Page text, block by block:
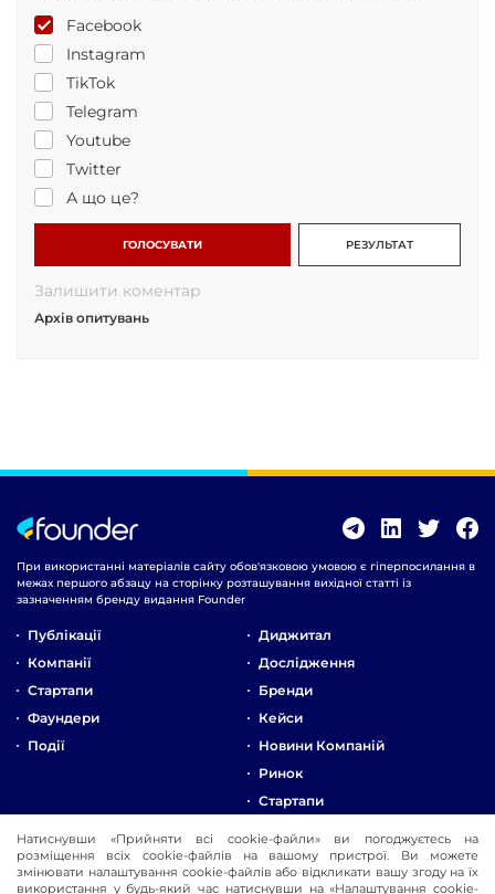
Facebook
Instagram
TikTok
Telegram
Youtube
Twitter
А що це?
ГОЛОСУВАТИ РЕЗУЛЬТАТ
Залишити коментар
Архів опитувань
При використанні матеріалів сайту обов'язковою умовою є гіперпосилання в
межах першого абзацу на сторінку розташування вихідної статті із
зазначенням бренду видання Founder
Публікації
Компанії
Стартапи
Фаундери
Події
Диджитал
Дослідження
Бренди
Кейси
Новини Компаній
Ринок
Стартапи
Про Компанію
Реклама
Натиснувши «Прийняти всі cookie-файли» ви погоджуєтесь на
розміщення всіх cookie-файлів на вашому пристрої. Ви можете
змінювати налаштування cookie-файлів або відкликати вашу згоду на їх
використання у будь-який час натиснувши на «Налаштування cookie-